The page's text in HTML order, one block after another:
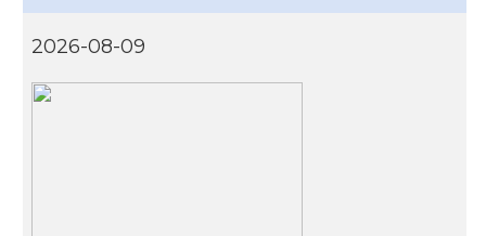
2026-08-09